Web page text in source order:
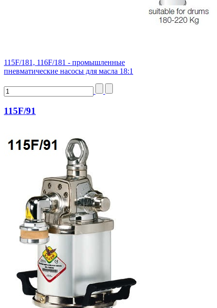
115F/181, 116F/181 - промышленные
пневматические насосы для масла 18:1
115F/91